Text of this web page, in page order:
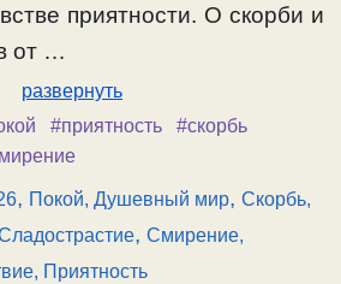
приятности. О скорби и
от …
развернуть
#приятность
#скорбь
, Покой, Душевный мир,Скорбь,
, Смирение,
Приятность